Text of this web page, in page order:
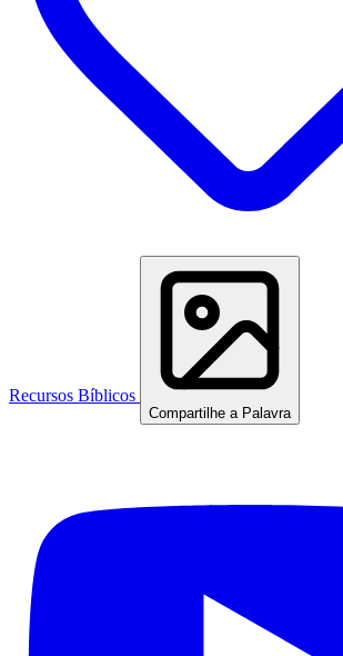
Recursos Bíblicos
Compartilhe a Palavra